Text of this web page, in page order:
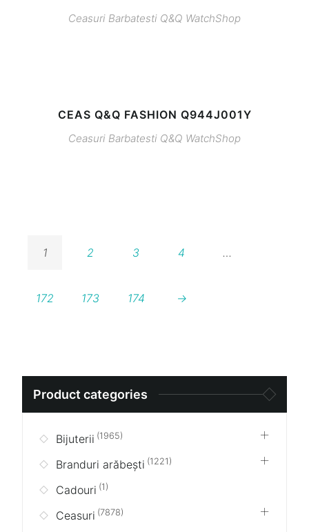
Ceasuri Barbatesti Q&Q WatchShop
CEAS Q&Q FASHION Q944J001Y
Ceasuri Barbatesti Q&Q WatchShop
1 2 3 4 …
172 173 174 →
Product categories
Bijuterii (1965)
Branduri arăbești (1221)
Cadouri (1)
Ceasuri (7878)